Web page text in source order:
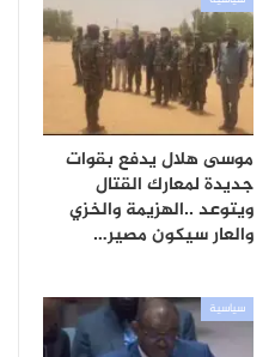
موسى هلال يدفع بقوات
جديدة لمعارك القتال
ويتوعد ..الهزيمة والخزي
والعار سيكون مصير…
سياسية